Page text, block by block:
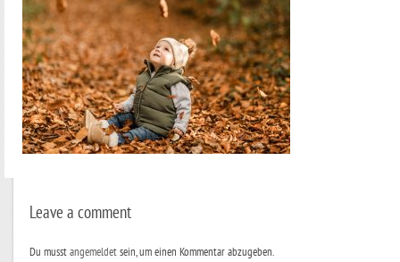
Leave a comment
Du musstangemeldetsein, um einen Kommentar abzugeben.